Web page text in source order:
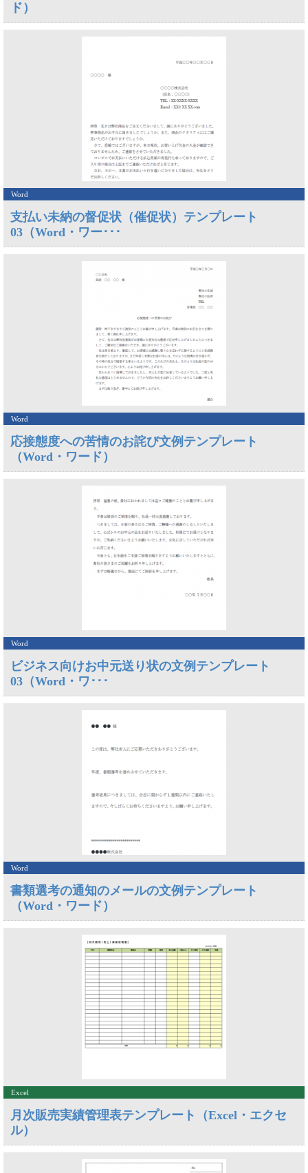
ド）
Word
支払い未納の督促状（催促状）テンプレート
03（Word・ワー･･･
Word
応接態度への苦情のお詫び文例テンプレート
（Word・ワード）
Word
ビジネス向けお中元送り状の文例テンプレート
03（Word・ワ･･･
Word
書類選考の通知のメールの文例テンプレート
（Word・ワード）
Excel
月次販売実績管理表テンプレート（Excel・エクセ
ル）